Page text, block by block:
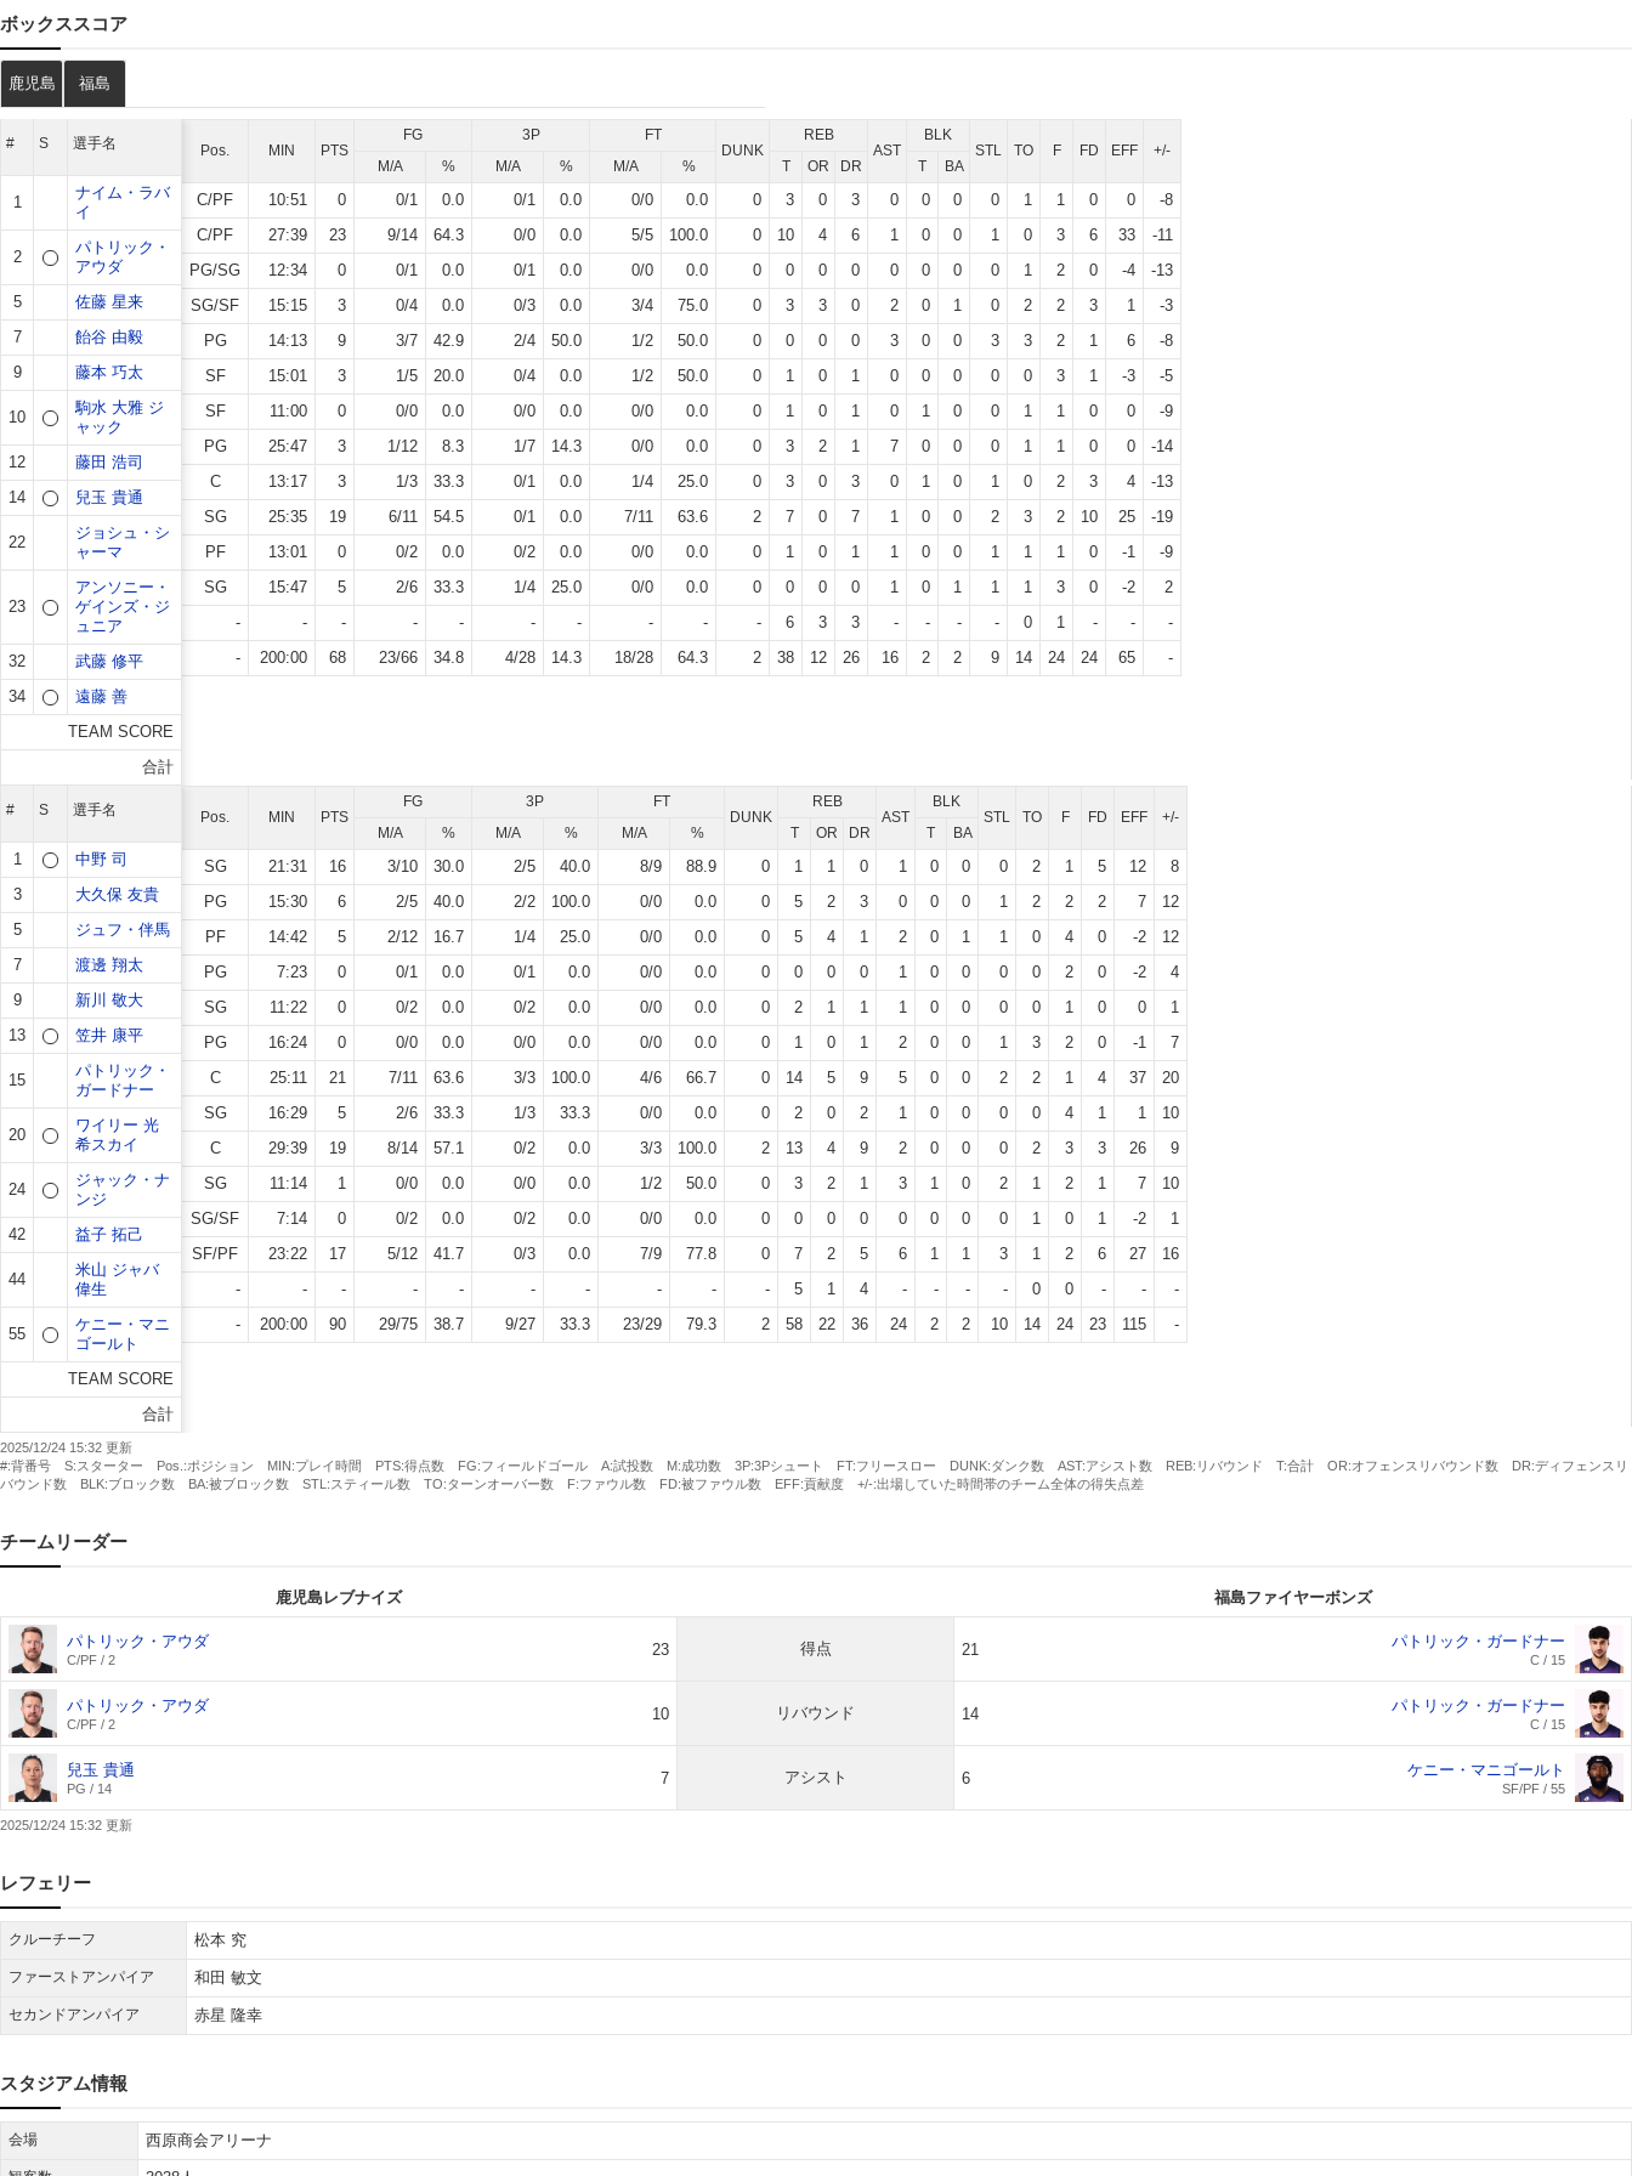
ボックススコア
鹿児島 福島
# S 選手名
1
ナイム・ラバ
イ
2
パトリック・
アウダ
5
佐藤 星来
7
飴谷 由毅
9
藤本 巧太
10
駒水 大雅 ジ
ャック
12
藤田 浩司
14
兒玉 貴通
22
ジョシュ・シ
ャーマ
23
アンソニー・
ゲインズ・ジ
ュニア
32
武藤 修平
34
遠藤 善
TEAM SCORE
合計
Pos. MIN PTS
FG 3P
FT
DUNK
REB
AST
BLK
STL
TO F FD EFF
+/-
M/A
% M/A % M/A % T OR DR T BA
C/PF 10:51 0 0/1 0.0 0/1 0.0 0/0 0.0 0 3 0 3 0 0 0 0 1 1 0 0
-8
C/PF
27:39 23 9/14 64.3 0/0 0.0 5/5 100.0 0 10 4 6 1 0 0 1 0 3 6 33
-11
PG/SG
12:34 0 0/1 0.0 0/1 0.0 0/0 0.0 0 0 0 0 0 0 0 0 1 2 0 -4
-13
SG/SF
15:15 3 0/4 0.0 0/3 0.0 3/4 75.0 0 3 3 0 2 0 1 0 2 2 3 1
-3
PG
14:13 9 3/7 42.9 2/4 50.0 1/2 50.0 0 0 0 0 3 0 0 3 3 2 1 6
-8
SF
15:01 3 1/5 20.0 0/4 0.0 1/2 50.0 0 1 0 1 0 0 0 0 0 3 1 -3
-5
SF
11:00 0 0/0 0.0 0/0 0.0 0/0 0.0 0 1 0 1 0 1 0 0 1 1 0 0
-9
PG
25:47 3 1/12 8.3 1/7 14.3 0/0 0.0 0 3 2 1 7 0 0 0 1 1 0 0
-14
C
13:17 3 1/3 33.3 0/1 0.0 1/4 25.0 0 3 0 3 0 1 0 1 0 2 3 4
-13
SG
25:35 19 6/11 54.5 0/1 0.0 7/11 63.6 2 7 0 7 1 0 0 2 3 2 10 25
-19
PF
13:01 0 0/2 0.0 0/2 0.0 0/0 0.0 0 1 0 1 1 0 0 1 1 1 0 -1
-9
SG
15:47 5 2/6 33.3 1/4 25.0 0/0 0.0 0 0 0 0 1 0 1 1 1 3 0 -2
2
-
- - - - - - - - - 6 3 3 - - - - 0 1 - -
-
-
200:00 68 23/66 34.8 4/28 14.3 18/28 64.3 2 38 12 26 16 2 2 9 14 24 24 65 -
# S 選手名
1
中野 司
3
大久保 友貴
5
ジュフ・伴馬
7
渡邊 翔太
9
新川 敬大
13
笠井 康平
15
パトリック・
ガードナー
20
ワイリー 光
希スカイ
24
ジャック・ナ
ンジ
42
益子 拓己
44
米山 ジャバ
偉生
55
ケニー・マニ
ゴールト
TEAM SCORE
合計
Pos. MIN PTS
FG 3P
FT
DUNK
REB
AST
BLK
STL
TO F FD EFF
+/-
M/A
% M/A % M/A % T OR DR T BA
SG 21:31 16 3/10 30.0 2/5 40.0 8/9 88.9 0 1 1 0 1 0 0 0 2 1 5 12
8
PG
15:30 6 2/5 40.0 2/2 100.0 0/0 0.0 0 5 2 3 0 0 0 1 2 2 2 7
12
PF
14:42 5 2/12 16.7 1/4 25.0 0/0 0.0 0 5 4 1 2 0 1 1 0 4 0 -2
12
PG
7:23 0 0/1 0.0 0/1 0.0 0/0 0.0 0 0 0 0 1 0 0 0 0 2 0 -2
4
SG
11:22 0 0/2 0.0 0/2 0.0 0/0 0.0 0 2 1 1 1 0 0 0 0 1 0 0
1
PG
16:24 0 0/0 0.0 0/0 0.0 0/0 0.0 0 1 0 1 2 0 0 1 3 2 0 -1
7
C
25:11 21 7/11 63.6 3/3 100.0 4/6 66.7 0 14 5 9 5 0 0 2 2 1 4 37
20
SG
16:29 5 2/6 33.3 1/3 33.3 0/0 0.0 0 2 0 2 1 0 0 0 0 4 1 1
10
C
29:39 19 8/14 57.1 0/2 0.0 3/3 100.0 2 13 4 9 2 0 0 0 2 3 3 26
9
SG
11:14 1 0/0 0.0 0/0 0.0 1/2 50.0 0 3 2 1 3 1 0 2 1 2 1 7
10
SG/SF
7:14 0 0/2 0.0 0/2 0.0 0/0 0.0 0 0 0 0 0 0 0 0 1 0 1 -2
1
SF/PF
23:22 17 5/12 41.7 0/3 0.0 7/9 77.8 0 7 2 5 6 1 1 3 1 2 6 27
16
-
- - - - - - - - - 5 1 4 - - - - 0 0 - -
-
-
200:00 90 29/75 38.7 9/27 33.3 23/29 79.3 2 58 22 36 24 2 2 10 14 24 23 115 -
2025/12/24 15:32
#:背番号 S:スターター Pos.:ポジション MIN:プレイ時間 PTS:得点数 FG:フィールドゴール A:試投数 M:成功数 3P:3Pシュート FT:フリースロー DUNK:ダンク数 AST:アシスト数 REB:リバウンド T:合計 OR:オフェンスリバウンド数 DR:ディフェンスリ
バウンド数 BLK:ブロック数 BA:被ブロック数 STL:スティール数 TO:ターンオーバー数 F:ファウル数 FD:被ファウル数 EFF:貢献度 +/-:出場していた時間帯のチーム全体の得失点差
チームリーダー
鹿児島レブナイズ 福島ファイヤーボンズ
パトリック・アウダ
C/PF / 2
23 得点 21 パトリック・ガードナー
C / 15
パトリック・アウダ
C/PF / 2
10 リバウンド 14 パトリック・ガードナー
C / 15
兒玉 貴通
PG / 14
7 アシスト 6 ケニー・マニゴールト
SF/PF / 55
2025/12/24 15:32
レフェリー
クルーチーフ 松本 究
ファーストアンパイア 和田 敏文
セカンドアンパイア 赤星 隆幸
スタジアム情報
会場 西原商会アリーナ